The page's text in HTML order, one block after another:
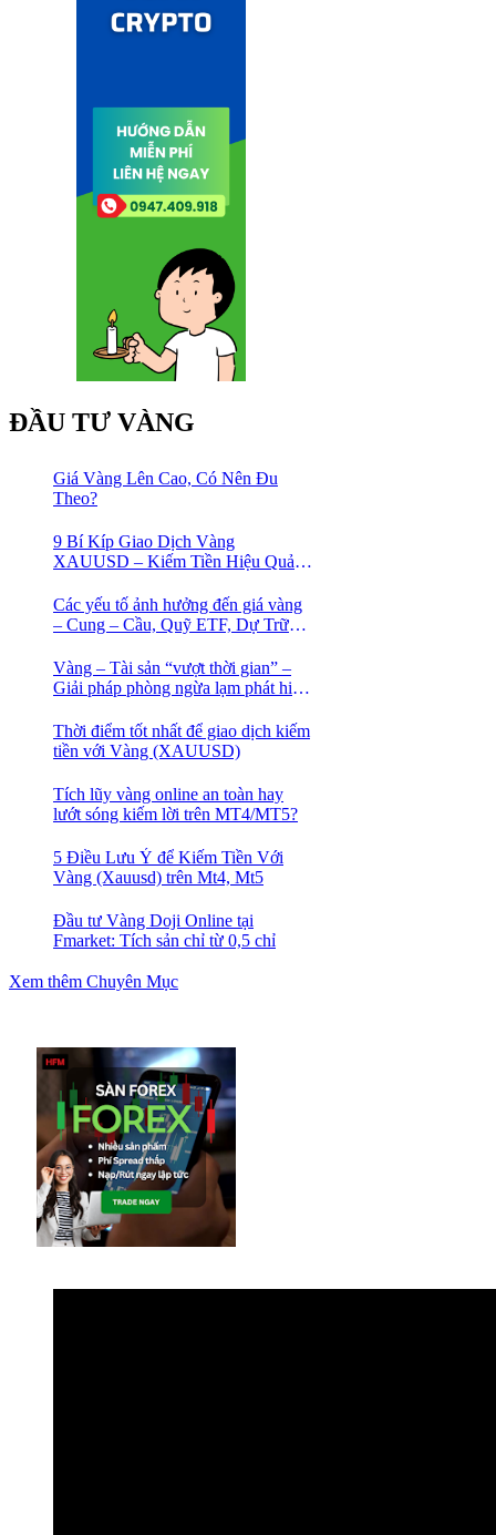
ĐẦU TƯ VÀNG
Giá Vàng Lên Cao, Có Nên Đu
Theo?
9 Bí Kíp Giao Dịch Vàng
XAUUSD – Kiếm Tiền Hiệu Quả
Các yếu tố ảnh hưởng đến giá vàng
– Cung – Cầu, Quỹ ETF, Dự Trữ
Vàng – Tài sản “vượt thời gian” –
Giải pháp phòng ngừa lạm phát hiệu
Thời điểm tốt nhất để giao dịch kiếm
tiền với Vàng (XAUUSD)
Tích lũy vàng online an toàn hay
lướt sóng kiếm lời trên MT4/MT5?
5 Điều Lưu Ý để Kiếm Tiền Với
Vàng (Xauusd) trên Mt4, Mt5
Đầu tư Vàng Doji Online tại
Fmarket: Tích sản chỉ từ 0,5 chỉ
Xem thêm Chuyên Mục